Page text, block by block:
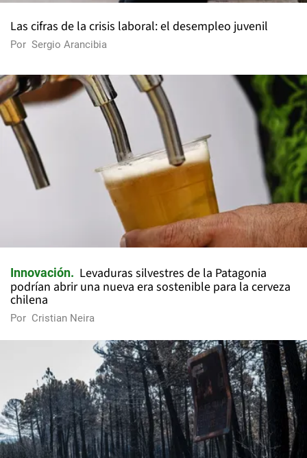
Las cifras de la crisis laboral: el desempleo juvenil
Por Sergio Arancibia
Innovación
Levaduras silvestres de la Patagonia
podrían abrir una nueva era sostenible para la cerveza
chilena
Por Cristian Neira